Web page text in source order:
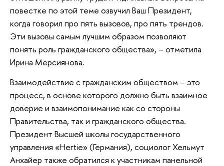
повестке по этой теме озвучил Ваш Президент,
когда говорил про пять вызовов, про пять трендов.
Эти вызовы самым лучшим образом позволяют
понять роль гражданского общества», – отметила
Ирина Мерсиянова.
Взаимодействие с гражданским обществом – это
процесс, в основе которого должно быть взаимное
доверие и взаимопонимание как со стороны
Правительства, так и гражданского общества.
Президент Высшей школы государственного
управления «Hertie» (Германия), социолог Хельмут
Анхайер также обратился к участникам панельной